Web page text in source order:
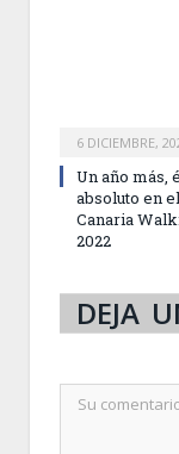
6 DICIEMBRE,
Un año más,
absoluto en
Canaria
2022
DEJA